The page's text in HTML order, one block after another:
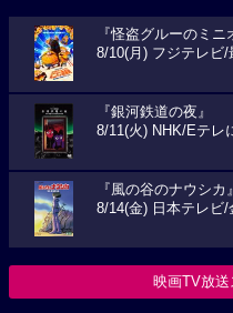
『怪盗グルーのミニ
8/10(月) フジテレビ
『銀河鉄道の夜』
8/11(火) NHK/Eテレ
『風の谷のナウシカ』
8/14(金) 日本テレビ
映画TV放